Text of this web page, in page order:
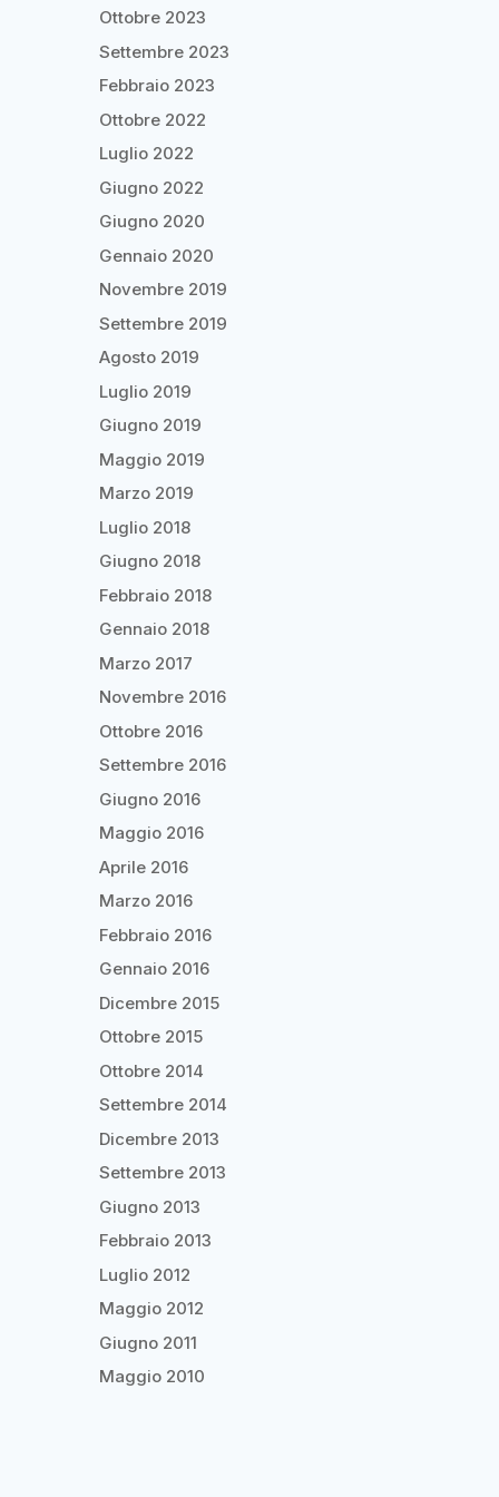
Ottobre 2023
Settembre 2023
Febbraio 2023
Ottobre 2022
Luglio 2022
Giugno 2022
Giugno 2020
Gennaio 2020
Novembre 2019
Settembre 2019
Agosto 2019
Luglio 2019
Giugno 2019
Maggio 2019
Marzo 2019
Luglio 2018
Giugno 2018
Febbraio 2018
Gennaio 2018
Marzo 2017
Novembre 2016
Ottobre 2016
Settembre 2016
Giugno 2016
Maggio 2016
Aprile 2016
Marzo 2016
Febbraio 2016
Gennaio 2016
Dicembre 2015
Ottobre 2015
Ottobre 2014
Settembre 2014
Dicembre 2013
Settembre 2013
Giugno 2013
Febbraio 2013
Luglio 2012
Maggio 2012
Giugno 2011
Maggio 2010